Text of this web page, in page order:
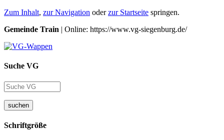
Zum Inhalt, zur Navigation oderzur Startseite springen.
Gemeinde Train | Online: https://www.vg-siegenburg.de/
Suche VG
suchen
Schriftgröße